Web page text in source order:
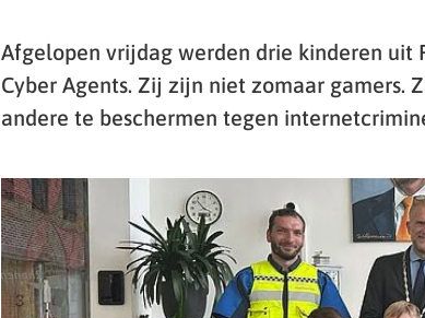
Afgelopen vrijdag werden drie kinderen uit
Cyber Agents. Zij zijn niet zomaar gamers.
andere te beschermen tegen